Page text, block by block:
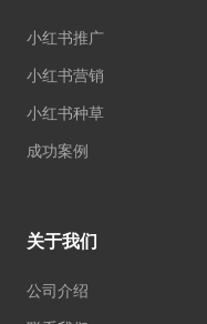
小红书推广
小红书营销
小红书种草
成功案例
关于我们
公司介绍